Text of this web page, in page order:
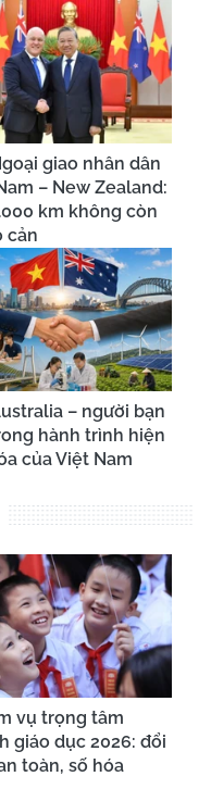
giao nhân dân
– New Zealand:
km không còn
cản
– người bạn
hành trình hiện
của Việt Nam
vụ trọng tâm
giáo dục 2026: đổi
toàn, số hóa